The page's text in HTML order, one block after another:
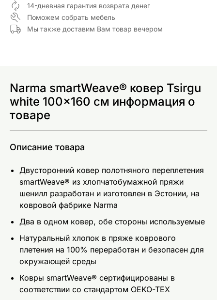
14-дневная гарантия возврата денег
Поможем собрать мебель
Мы также доставим Вам товар вечером
Narma smartWeave® ковер Tsirgu
white 100x160 см информация о
товаре
Описание товара
Двусторонний ковер полотняного переплетения
smartWeave® из хлопчатобумажной пряжи
шенилл разработан и изготовлен в Эстонии, на
ковровой фабрике Narma
Два в одном ковер, обе стороны используемые
Натуральный хлопок в пряже коврового
плетения на 100% переработан и безопасен для
окружающей среды
Ковры smartWeave® сертифицированы в
соответствии со стандартом OEKO-TEX